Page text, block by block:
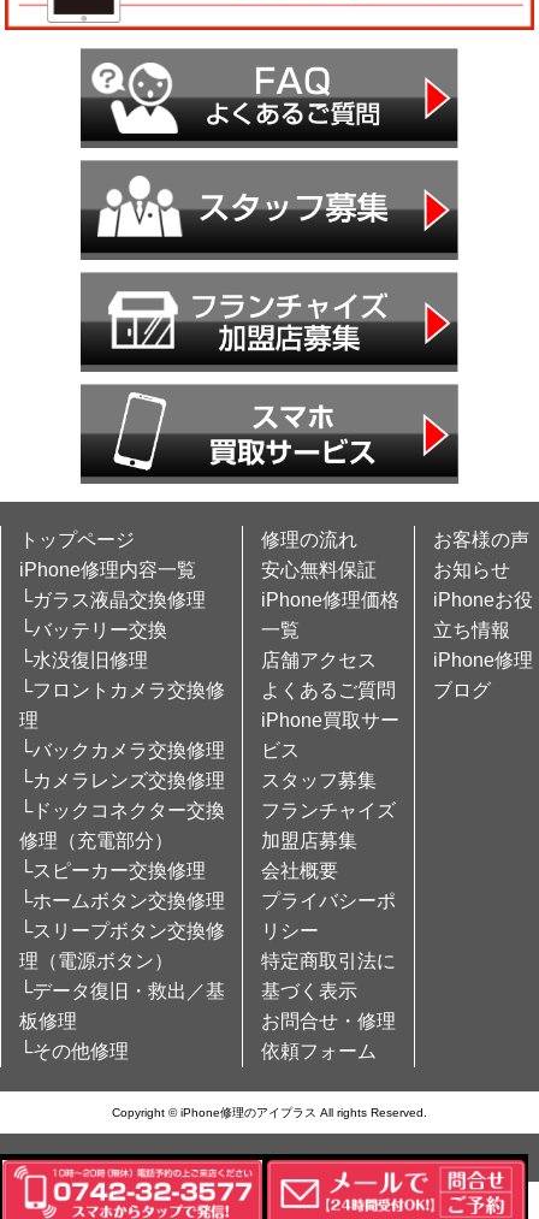
トップページ
iPhone修理内容一覧
└ガラス液晶交換修理
└バッテリー交換
└水没復旧修理
└フロントカメラ交換修
理
└バックカメラ交換修理
└カメラレンズ交換修理
└ドックコネクター交換
修理（充電部分）
└スピーカー交換修理
└ホームボタン交換修理
└スリープボタン交換修
理（電源ボタン）
└データ復旧・救出／基
板修理
└その他修理
修理の流れ
安心無料保証
iPhone修理価格
一覧
店舗アクセス
よくあるご質問
iPhone買取サー
ビス
スタッフ募集
フランチャイズ
加盟店募集
会社概要
プライバシーポ
リシー
特定商取引法に
基づく表示
お問合せ・修理
依頼フォーム
お客様の声
お知らせ
iPhoneお役
立ち情報
iPhone修理
ブログ
Copyright © iPhone修理のアイプラス All rights Reserved.